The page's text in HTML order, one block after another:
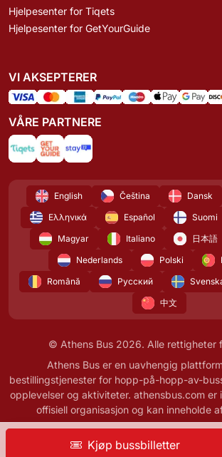
Kjøp bussbilletter
Hjelpesenter for Tiqets
Hjelpesenter for GetYourGuide
VI AKSEPTERER
VÅRE PARTNERE
English Čeština Dansk
Ελληνικά
Español Suomi
Magyar
Italiano 日本語
Nederlands
Polski
Română
Русский
中文
© Athens Bus 2026. Alle rettigheter
Athens Bus er en uavhengig
bestillingstjenester for hopp-på-hopp-av-
opplevelser og aktiviteter. athensbus.com
offisiell organisasjon og kan inneholde